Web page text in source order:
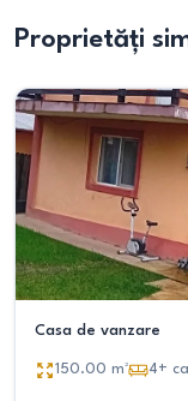
Proprietăți
Casa de vanzare
150.00 m² 4+